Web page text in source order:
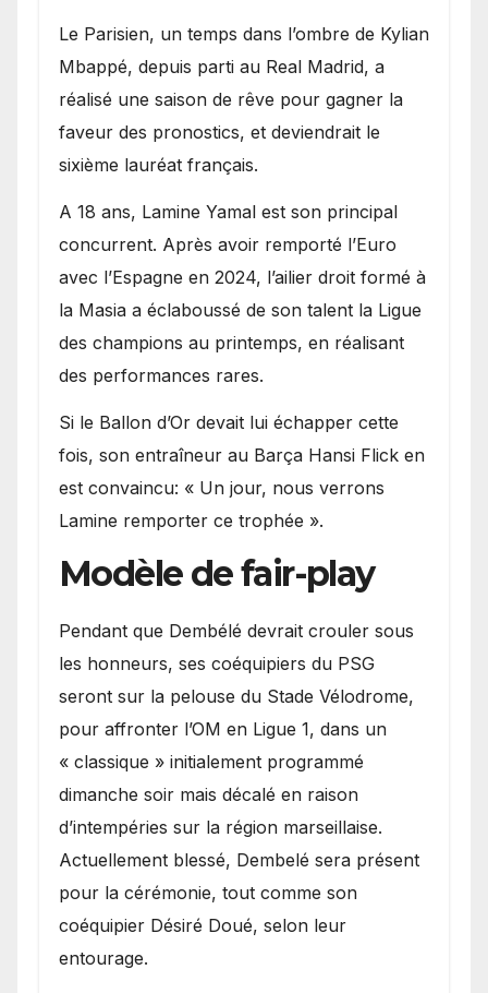
Le Parisien, un temps dans l’ombre de Kylian
Mbappé, depuis parti au Real Madrid, a
réalisé une saison de rêve pour gagner la
faveur des pronostics, et deviendrait le
sixième lauréat français.
A 18 ans, Lamine Yamal est son principal
concurrent. Après avoir remporté l’Euro
avec l’Espagne en 2024, l’ailier droit formé à
la Masia a éclaboussé de son talent la Ligue
des champions au printemps, en réalisant
des performances rares.
Si le Ballon d’Or devait lui échapper cette
fois, son entraîneur au Barça Hansi Flick en
est convaincu: « Un jour, nous verrons
Lamine remporter ce trophée ».
Modèle de fair-play
Pendant que Dembélé devrait crouler sous
les honneurs, ses coéquipiers du PSG
seront sur la pelouse du Stade Vélodrome,
pour affronter l’OM en Ligue 1, dans un
« classique » initialement programmé
dimanche soir mais décalé en raison
d’intempéries sur la région marseillaise.
Actuellement blessé, Dembelé sera présent
pour la cérémonie, tout comme son
coéquipier Désiré Doué, selon leur
entourage.